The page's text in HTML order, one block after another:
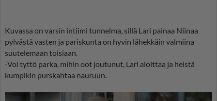
Kuvassa on varsin intiimi tunnelma, sillä Lari painaa Niinaa
pylvästä vasten ja pariskunta on hyvin lähekkäin valmiina
suutelemaan toisiaan.
-Voi tyttö parka, mihin oot joutunut, Lari aloittaa ja heistä
kumpikin purskahtaa nauruun.